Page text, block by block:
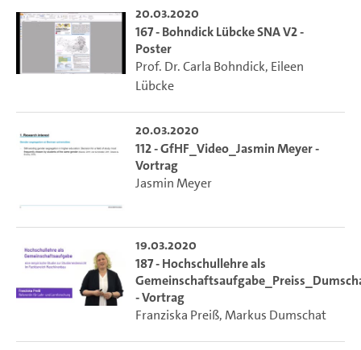
20.03.2020
167 - Bohndick Lübcke SNA V2 -
Poster
Prof. Dr. Carla Bohndick, Eileen
Lübcke
20.03.2020
112 - GfHF_Video_Jasmin Meyer -
Vortrag
Jasmin Meyer
19.03.2020
187 - Hochschullehre als
- Vortrag
Franziska Preiß,Markus Dumschat